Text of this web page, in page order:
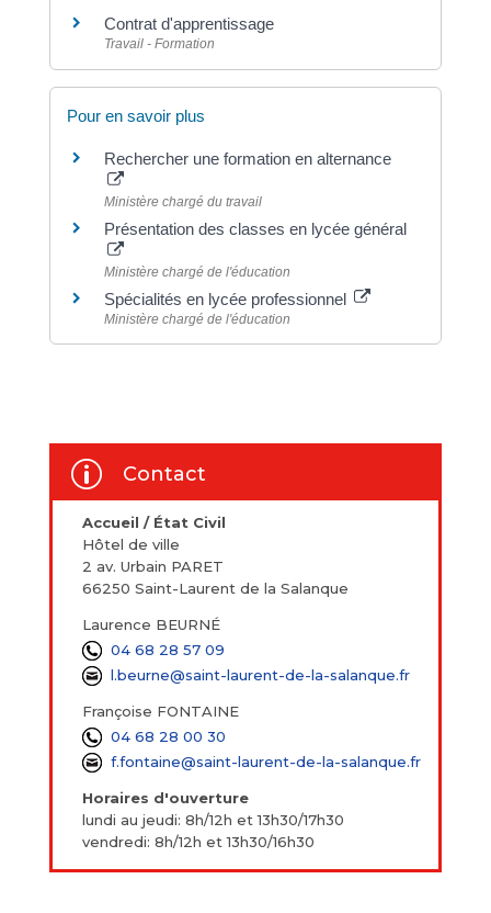
Contrat d'apprentissage
Travail - Formation
Pour en savoir plus
Rechercher une formation en alternance
Ministère chargé du travail
Présentation des classes en lycée général
Ministère chargé de l'éducation
Spécialités en lycée professionnel
Ministère chargé de l'éducation
p Contact
Accueil / État Civil
Hôtel de ville
2 av. Urbain PARET
66250 Saint-Laurent de la Salanque
Laurence BEURNÉ
04 68 28 57 09
l.beurne@saint-laurent-de-la-salanque.fr
Françoise FONTAINE
04 68 28 00 30
f.fontaine@saint-laurent-de-la-salanque.fr
Horaires d'ouverture
lundi au jeudi: 8h/12h et 13h30/17h30
vendredi: 8h/12h et 13h30/16h30